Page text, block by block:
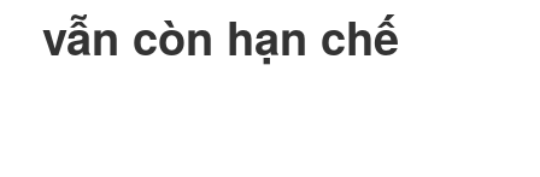
vẫn còn hạn chế